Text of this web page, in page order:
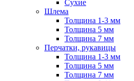
Сухие
Шлема
Толщина 1-3 мм
Толщина 5 мм
Толщина 7 мм
Перчатки, рукавицы
Толщина 1-3 мм
Толщина 5 мм
Толщина 7 мм